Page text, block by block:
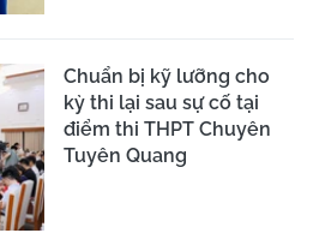
Chuẩn bị kỹ lưỡng cho
kỳ thi lại sau sự cố tại
điểm thi THPT Chuyên
Tuyên Quang